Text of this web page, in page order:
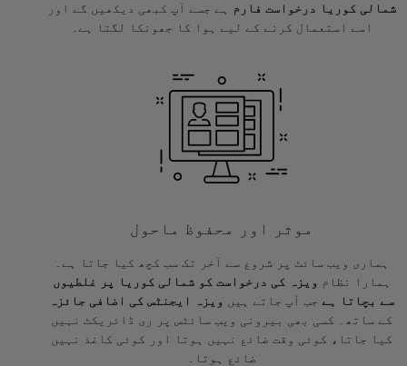
شمالی کوریا درخواست فارم
ہے جسے آپ کبھی دیکھیں گے اور
اسے استعمال کرنے کے لیے ہوا کا جھونکا لگتا ہے۔
موثر اور محفوظ ماحول
ہماری ویب سائٹ پر شروع سے آخر تک سب کچھ کیا جاتا ہے۔
ہمارا نظام ویزہ کی درخواست کو شمالی کوریا پر غلطیوں
سے بچاتا ہے جب آپ جاتے ہیں
ویزہ ایجنٹس کی اضافی جائزہ
کے ساتھ۔ کسی بھی بیرونی ویب سائٹس پر ری ڈائریکٹ نہیں
کیا جاتا، کوئی وقت ضائع نہیں ہوتا اور کوئی کاغذ نہیں
ضائع ہوتا۔